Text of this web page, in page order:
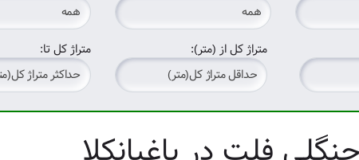
متراژ کل از (متر): متراژ کل تا: